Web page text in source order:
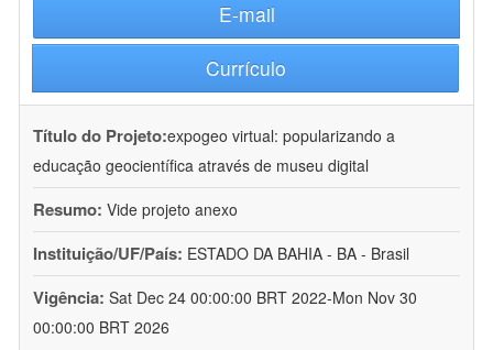
E-mail
Currículo
Título do Projeto:expogeo virtual: popularizando a
educação geocientífica através de museu digital
Resumo: Vide projeto anexo
Instituição/UF/País: ESTADO DA BAHIA - BA - Brasil
Vigência: Sat Dec 24 00:00:00 BRT 2022-Mon Nov 30
00:00:00 BRT 2026